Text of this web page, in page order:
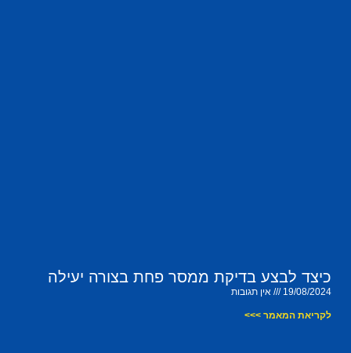
כיצד לבצע בדיקת ממסר פחת בצורה יעילה
19/08/2024 אין תגובות
לקריאת המאמר >>>